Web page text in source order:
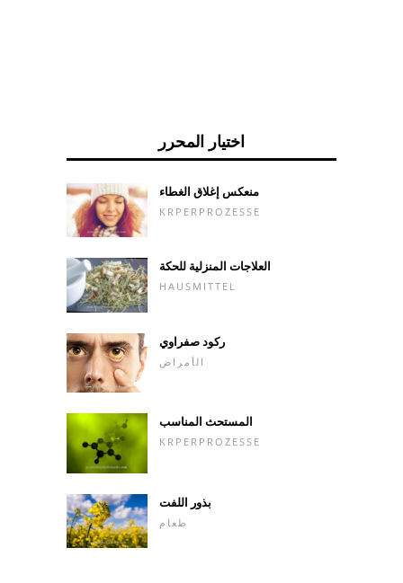
اختيار المحرر
منعكس إغلاق الغطاء
KRPERPROZESSE
العلاجات المنزلية للحكة
HAUSMITTEL
ركود صفراوي
الأمراض
المستحث المناسب
KRPERPROZESSE
بذور اللفت
طعام